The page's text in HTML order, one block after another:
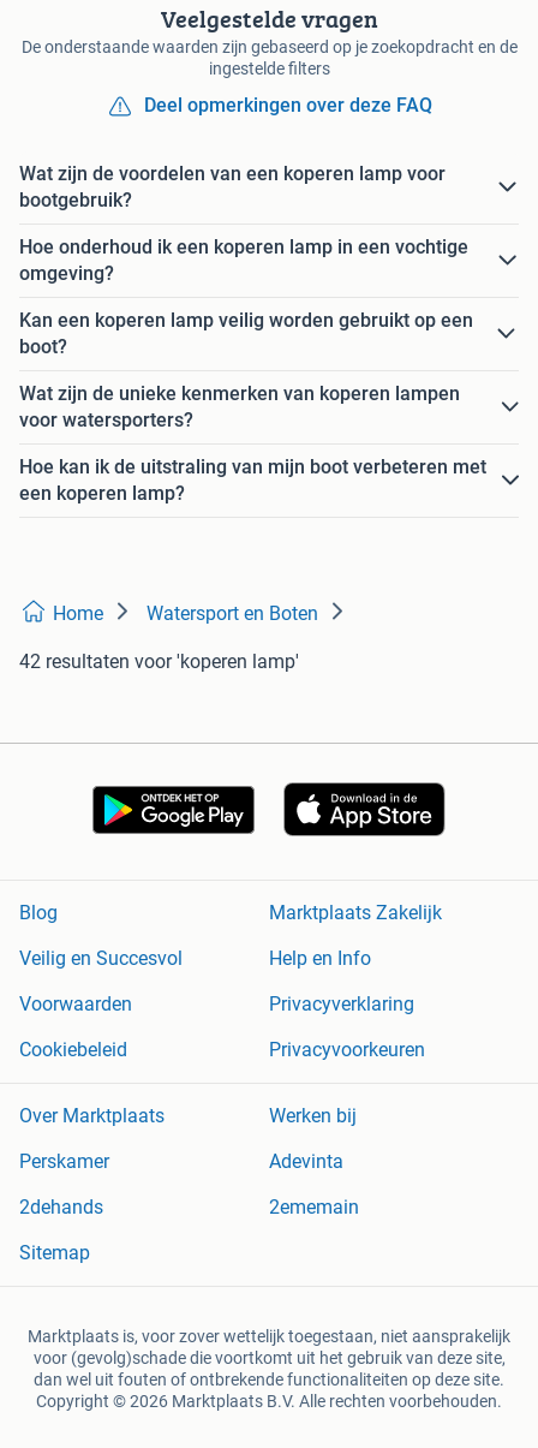
Veelgestelde vragen
De onderstaande waarden zijn gebaseerd op je zoekopdracht en de
ingestelde filters
Deel opmerkingen over deze FAQ
Wat zijn de voordelen van een koperen lamp voor
bootgebruik?
Hoe onderhoud ik een koperen lamp in een vochtige
omgeving?
Kan een koperen lamp veilig worden gebruikt op een
boot?
Wat zijn de unieke kenmerken van koperen lampen
voor watersporters?
Hoe kan ik de uitstraling van mijn boot verbeteren met
een koperen lamp?
Home Watersport en Boten
42 resultaten voor 'koperen lamp'
Blog
Marktplaats Zakelijk
Veilig en Succesvol
Help en Info
Voorwaarden
Privacyverklaring
Cookiebeleid
Privacyvoorkeuren
Over Marktplaats
Werken bij
Perskamer
Adevinta
2dehands
2ememain
Sitemap
Marktplaats is, voor zover wettelijk toegestaan, niet aansprakelijk
voor (gevolg)schade die voortkomt uit het gebruik van deze site,
dan wel uit fouten of ontbrekende functionaliteiten op deze site.
Copyright © 2026 Marktplaats B.V. Alle rechten voorbehouden.